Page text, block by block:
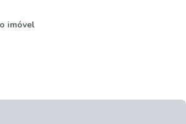
imóvel